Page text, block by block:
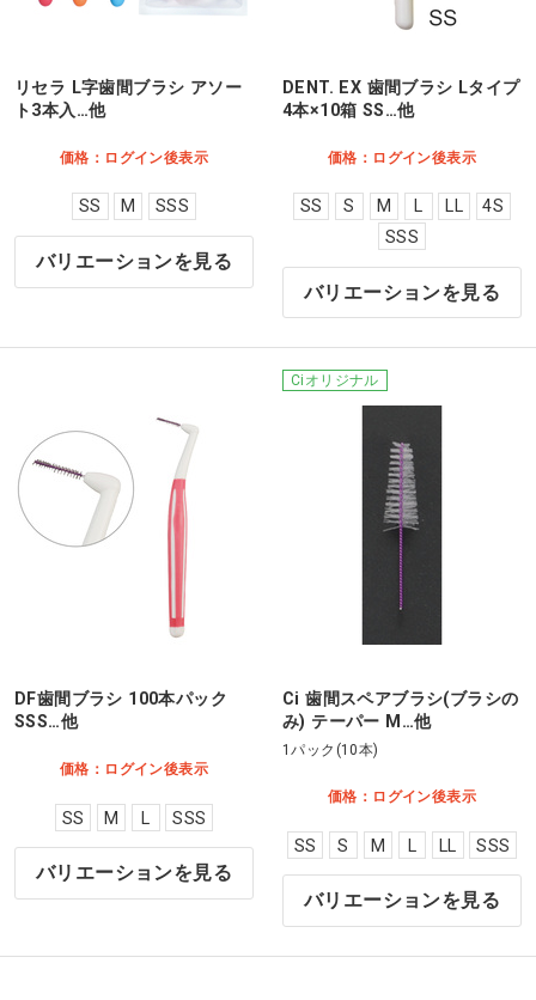
リセラ L字歯間ブラシ アソー
ト3本入…他
価格：ログイン後表示
SS M SSS
バリエーションを見る
DENT. EX 歯間ブラシ Lタイプ
4本×10箱 SS…他
価格：ログイン後表示
SS S M L LL
4S
SSS
バリエーションを見る
DF歯間ブラシ 100本パック
SSS…他
価格：ログイン後表示
SS M L SSS
バリエーションを見る
Ciオリジナル
Ci 歯間スペアブラシ(ブラシの
み) テーパー M…他
1パック(10本)
価格：ログイン後表示
SS S M L LL SSS
バリエーションを見る